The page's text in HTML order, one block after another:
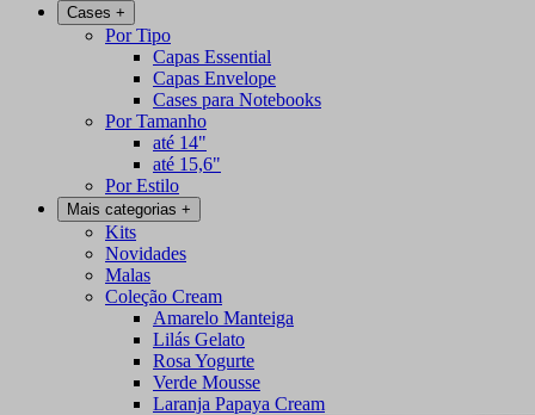
Cases +
Por Tipo
Capas Essential
Capas Envelope
Cases para Notebooks
Por Tamanho
até 14"
até 15,6"
Por Estilo
Mais categorias +
Kits
Novidades
Malas
Coleção Cream
Amarelo Manteiga
Lilás Gelato
Rosa Yogurte
Verde Mousse
Laranja Papaya Cream